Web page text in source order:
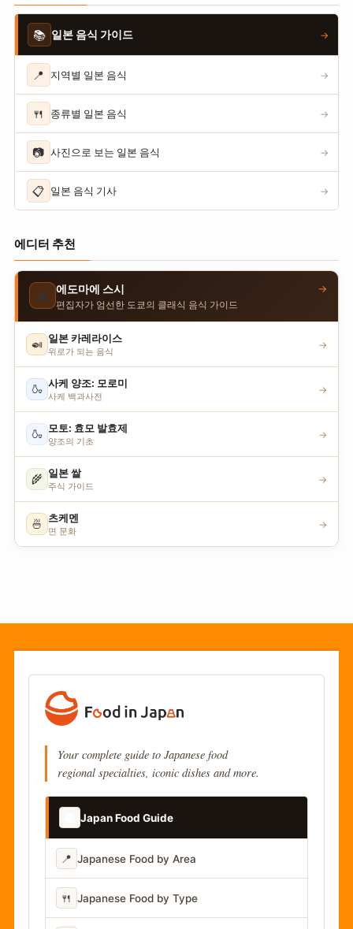
📚 일본 음식 가이드 →
📍 지역별 일본 음식 →
🍴 종류별 일본 음식 →
📷 사진으로 보는 일본 음식 →
📋 일본 음식 기사 →
에디터 추천
🍣 에도마에 스시
편집자가 엄선한 도쿄의 클래식 음식 가이드
→
🍛 일본 카레라이스
위로가 되는 음식
→
🍶 사케 양조: 모로미
사케 백과사전
→
🍶 모토: 효모 발효제
양조의 기초
→
🌾 일본 쌀
주식 가이드
→
🍜 츠케멘
면 문화
→
Your complete guide to Japanese food
regional specialties, iconic dishes and more.
Japan Food Guide
📍 Japanese Food by Area
🍴 Japanese Food by Type